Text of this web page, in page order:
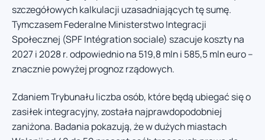
szczegółowych kalkulacji uzasadniających tę sumę.
Tymczasem Federalne Ministerstwo Integracji
Społecznej (SPF Intégration sociale) szacuje koszty na
2027 i 2028 r. odpowiednio na 519,8 mln i 585,5 mln euro –
znacznie powyżej prognoz rządowych.
Zdaniem Trybunału liczba osób, które będą ubiegać się o
zasiłek integracyjny, została najprawdopodobniej
zaniżona. Badania pokazują, że w dużych miastach